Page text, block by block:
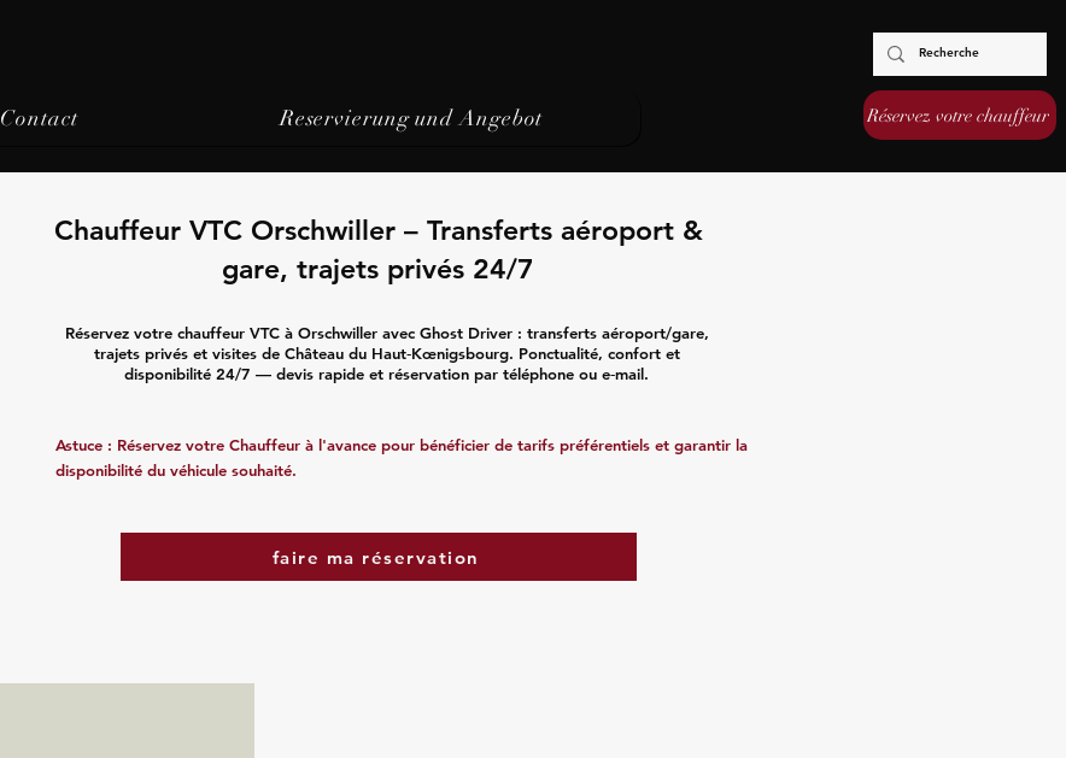
Contact Reservierung und Angebot Réservez votre chauffeur
Chauffeur VTC Orschwiller – Transferts aéroport &
gare, trajets privés 24/7
Réservez votre chauffeur VTC à Orschwiller avec Ghost Driver : transferts aéroport/gare,
trajets privés et visites de Château du Haut‑Kœnigsbourg. Ponctualité, confort et
disponibilité 24/7 — devis rapide et réservation par téléphone ou e‑mail.
Astuce : Réservez votre Chauffeur à l'avance pour bénéficier de tarifs préférentiels et garantir la
disponibilité du véhicule souhaité.
faire ma réservation